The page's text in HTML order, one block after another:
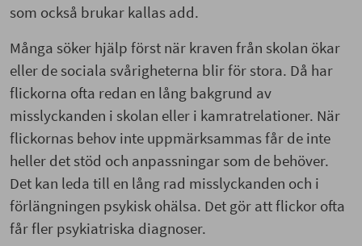
som också brukar kallas add.
Många söker hjälp först när kraven från skolan ökar
eller de sociala svårigheterna blir för stora. Då har
flickorna ofta redan en lång bakgrund av
misslyckanden i skolan eller i kamratrelationer. När
flickornas behov inte uppmärksammas får de inte
heller det stöd och anpassningar som de behöver.
Det kan leda till en lång rad misslyckanden och i
förlängningen psykisk ohälsa. Det gör att flickor ofta
får fler psykiatriska diagnoser.